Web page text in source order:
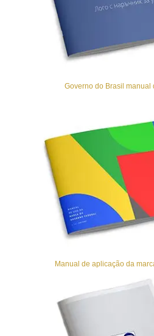
Governo do Brasil manual
Manual de aplicação da